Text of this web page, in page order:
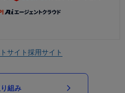
サイト採用サイト
組み